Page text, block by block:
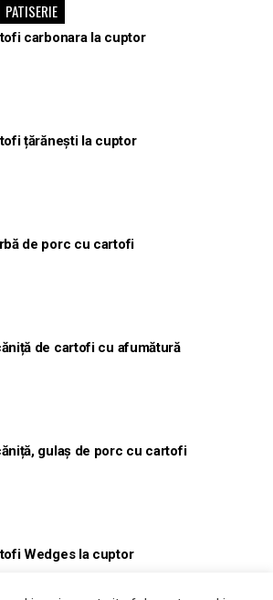
PATISERIE
carbonara la cuptor
țărănești la cuptor
de porc cu cartofi
de cartofi cu afumătură
gulaș de porc cu cartofi
Wedges la cuptor